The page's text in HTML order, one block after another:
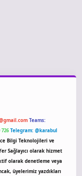
Teams:
Telegram: @karabul
Bilgi Teknolojileri ve
Sağlayıcı olarak hizmet
olarak denetleme veya
üyelerimiz yazdıkları